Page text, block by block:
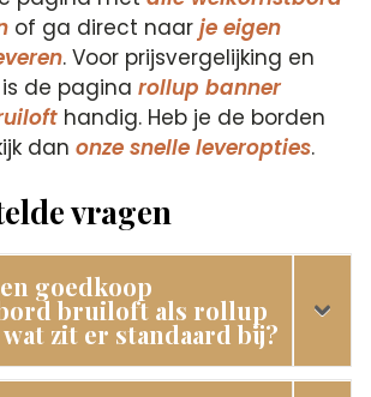
of ga direct naarje eigen
. Voor prijsvergelijking en
de paginarollup banner
handig. Heb je de borden
danonze snelle leveropties.
vragen
goedkoop
bruiloft als rollup
zit er standaard bij?